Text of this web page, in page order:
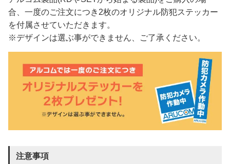
合、一度のご注文につき2枚のオリジナル防犯ステッカー
を付属させていただきます。
※デザインは選ぶ事ができません、ご了承ください。
注意事項